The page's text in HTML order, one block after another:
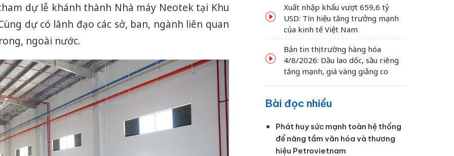
dự lễ khánh thành Nhà máy Neotek tại Khu
dự có lãnh đạo các sở, ban, ngành liên quan
ngoài nước.
Xuất nhập khẩu vượt 659,6 tỷ
USD: Tín hiệu tăng trưởng mạnh
của kinh tế Việt Nam
Bản tin thị trường hàng hóa
4/8/2026: Dầu lao dốc, sầu riêng
tăng mạnh, giá vàng giằng co
Bài đọc nhiều
Phát huy sức mạnh toàn hệ thống
để nâng tầm văn hóa và thương
hiệu Petrovietnam